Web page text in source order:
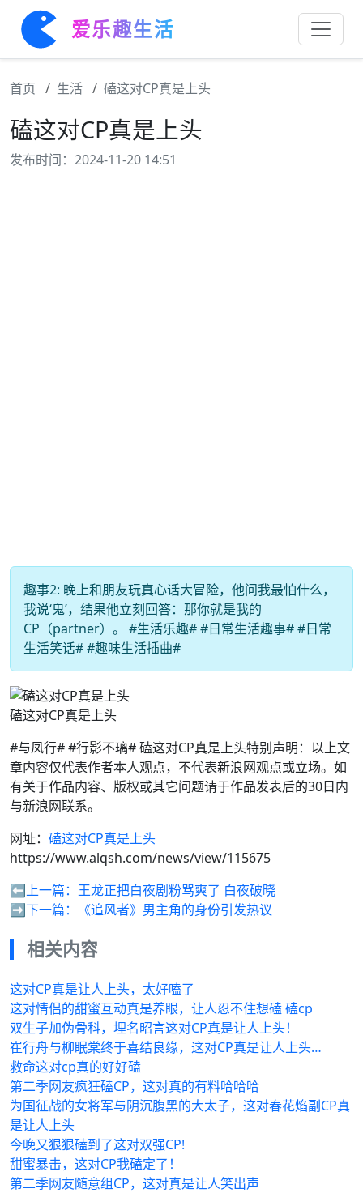
爱乐趣生活
首页 生活 磕这对CP真是上头
磕这对CP真是上头
发布时间：2024-11-20 14:51
趣事2: 晚上和朋友玩真心话大冒险，他问我最怕什么，
我说‘鬼’，结果他立刻回答：那你就是我的
CP（partner）。 #生活乐趣# #日常生活趣事# #日常
生活笑话# #趣味生活插曲#
磕这对CP真是上头
#与凤行# #行影不璃# 磕这对CP真是上头特别声明：以上文
章内容仅代表作者本人观点，不代表新浪网观点或立场。如
有关于作品内容、版权或其它问题请于作品发表后的30日内
与新浪网联系。
网址： 磕这对CP真是上头
https://www.alqsh.com/news/view/115675
⬅️上一篇： 王龙正把白夜剧粉骂爽了 白夜破晓
➡️下一篇：
《追风者》男主角的身份引发热议
相关内容
这对CP真是让人上头，太好嗑了
这对情侣的甜蜜互动真是养眼，让人忍不住想磕 磕cp
双生子加伪骨科，埋名昭言这对CP真是让人上头！
崔行舟与柳眠棠终于喜结良缘，这对CP真是让人上头…
救命这对cp真的好好磕
第二季网友疯狂磕CP，这对真的有料哈哈哈
为国征战的女将军与阴沉腹黑的大太子，这对春花焰副CP真
是让人上头
今晚又狠狠磕到了这对双强CP!
甜蜜暴击，这对CP我磕定了！
第二季网友随意组CP，这对真是让人笑出声